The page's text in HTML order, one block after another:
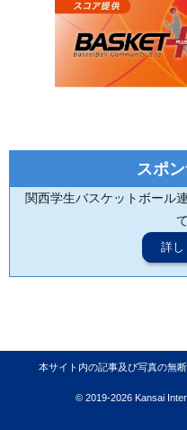
スポ
関西学生バスケットボール
詳し
本サイト内の記事及び写真の無
© 2019-2026 Kansai